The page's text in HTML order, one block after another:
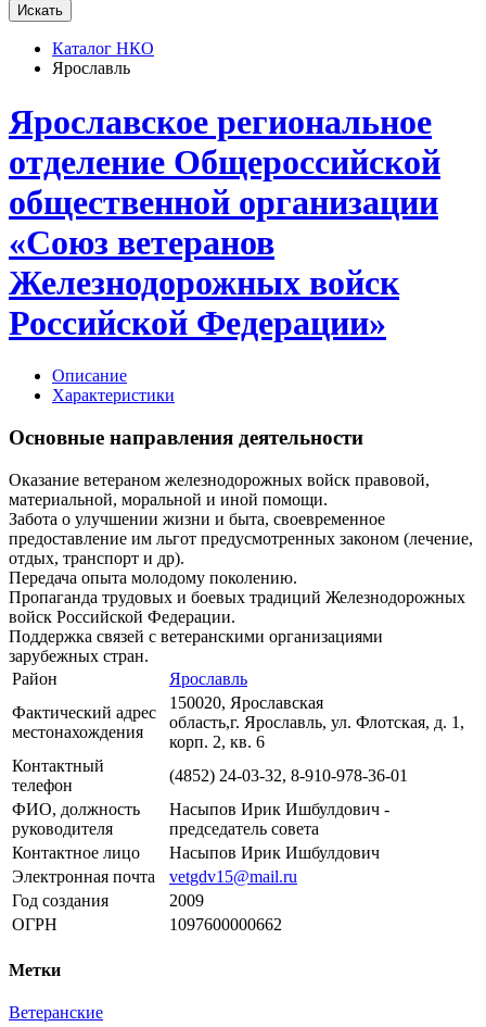
Каталог НКО
Ярославль
Ярославское региональное
отделение Общероссийской
общественной организации
«Союз ветеранов
Железнодорожных войск
Российской Федерации»
Описание
Характеристики
Основные направления деятельности
Оказание ветераном железнодорожных войск правовой,
материальной, моральной и иной помощи.
Забота о улучшении жизни и быта, своевременное
предоставление им льгот предусмотренных законом (лечение,
отдых, транспорт и др).
Передача опыта молодому поколению.
Пропаганда трудовых и боевых традиций Железнодорожных
войск Российской Федерации.
Поддержка связей с ветеранскими организациями
зарубежных стран.
Район
Ярославль
Фактический адрес
местонахождения
150020, Ярославская
область,г. Ярославль, ул. Флотская, д. 1,
корп. 2, кв. 6
Контактный
телефон
(4852) 24-03-32, 8-910-978-36-01
ФИО, должность
руководителя
Насыпов Ирик Ишбулдович -
председатель совета
Контактное лицо
Насыпов Ирик Ишбулдович
Электронная почта
vetgdv15@mail.ru
Год создания
2009
ОГРН
1097600000662
Метки
Ветеранские